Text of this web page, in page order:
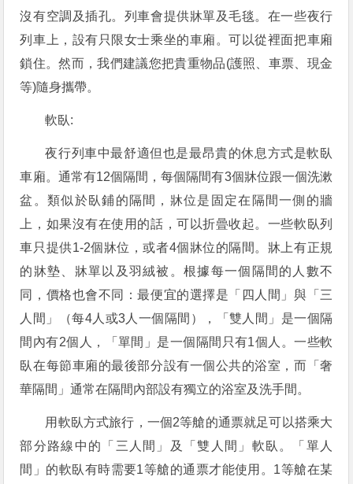
沒有空調及插孔。列車會提供牀單及毛毯。在一些夜行
列車上，設有只限女士乘坐的車廂。可以從裡面把車廂
鎖住。然而，我們建議您把貴重物品(護照、車票、現金
等)隨身攜帶。
軟臥:
夜行列車中最舒適但也是最昂貴的休息方式是軟臥
車廂。通常有12個隔間，每個隔間有3個牀位跟一個洗漱
盆。類似於臥鋪的隔間，牀位是固定在隔間一側的牆
上，如果沒有在使用的話，可以折曡收起。一些軟臥列
車只提供1-2個牀位，或者4個牀位的隔間。牀上有正規
的牀墊、牀單以及羽絨被。根據每一個隔間的人數不
同，價格也會不同：最便宜的選擇是「四人間」與「三
人間」（每4人或3人一個隔間），「雙人間」是一個隔
間內有2個人，「單間」是一個隔間只有1個人。一些軟
臥在每節車廂的最後部分設有一個公共的浴室，而「奢
華隔間」通常在隔間內部設有獨立的浴室及洗手間。
用軟臥方式旅行，一個2等艙的通票就足可以搭乘大
部分路線中的「三人間」及「雙人間」軟臥。「單人
間」的軟臥有時需要1等艙的通票才能使用。1等艙在某